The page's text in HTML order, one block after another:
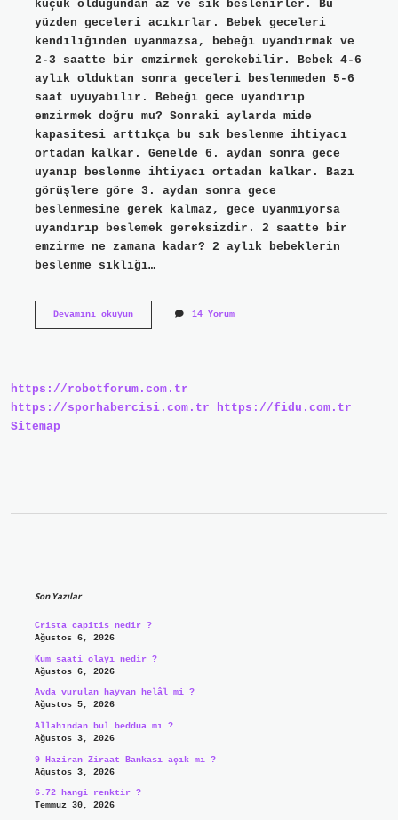
küçük olduğundan az ve sık beslenirler. Bu
yüzden geceleri acıkırlar. Bebek geceleri
kendiliğinden uyanmazsa, bebeği uyandırmak ve
2-3 saatte bir emzirmek gerekebilir. Bebek 4-6
aylık olduktan sonra geceleri beslenmeden 5-6
saat uyuyabilir. Bebeği gece uyandırıp
emzirmek doğru mu? Sonraki aylarda mide
kapasitesi arttıkça bu sık beslenme ihtiyacı
ortadan kalkar. Genelde 6. aydan sonra gece
uyanıp beslenme ihtiyacı ortadan kalkar. Bazı
görüşlere göre 3. aydan sonra gece
beslenmesine gerek kalmaz, gece uyanmıyorsa
uyandırıp beslemek gereksizdir. 2 saatte bir
emzirme ne zamana kadar? 2 aylık bebeklerin
beslenme sıklığı…
Devamını okuyunYeni
Emzirilir
14 Yorum
https://robotforum.com.tr
https://sporhabercisi.com.tr
https://fidu.com.tr
Sitemap
Son Yazılar
Crista capitis nedir ?
Ağustos 6, 2026
Kum saati olayı nedir ?
Ağustos 6, 2026
Avda vurulan hayvan helâl mi ?
Ağustos 5, 2026
Allahından bul beddua mı ?
Ağustos 3, 2026
9 Haziran Ziraat Bankası açık mı ?
Ağustos 3, 2026
6.72 hangi renktir ?
Temmuz 30, 2026